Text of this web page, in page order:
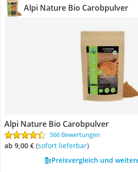
Alpi Nature Bio Carobpulver
Alpi Nature Bio Carobpulver
566 Bewertungen
ab 9,00 € ( Sofort lieferbar)
Preisvergleich und